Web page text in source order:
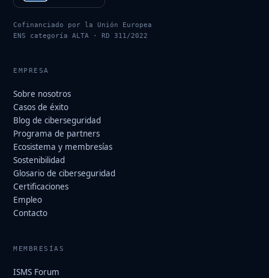
Cofinanciado por la Unión Europea
ENS categoría ALTA · RD 311/2022
EMPRESA
Sobre nosotros
Casos de éxito
Blog de ciberseguridad
Programa de partners
Ecosistema y membresías
Sostenibilidad
Glosario de ciberseguridad
Certificaciones
Empleo
Contacto
MEMBRESÍAS
ISMS Forum